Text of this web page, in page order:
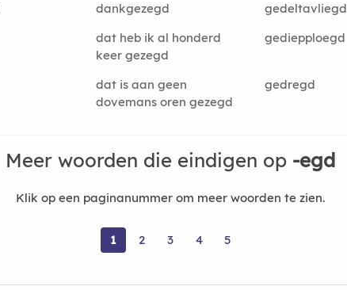
dankgezegd
gedeltavliegd
dat heb ik al honderd
keer gezegd
gediepploegd
dat is aan geen
dovemans oren gezegd
gedregd
Meer woorden die eindigen op -egd
Klik op een paginanummer om meer woorden te zien.
1 2 3 4 5